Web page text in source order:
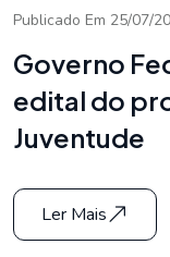
Publicado Em 25/07/
Governo
edital do
Juventude
Ler Mais